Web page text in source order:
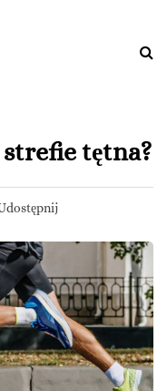
tętna?